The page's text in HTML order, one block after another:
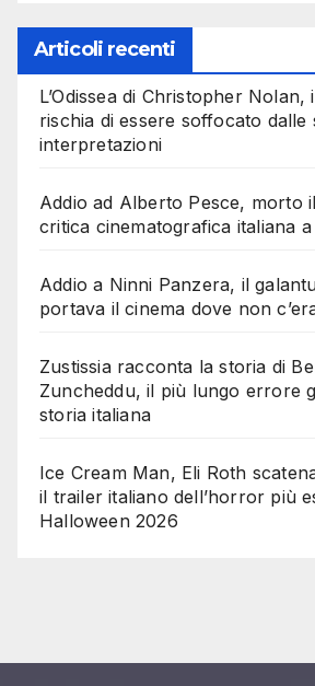
Articoli recenti
L’Odissea di Christopher Nolan,
rischia di essere soffocato dalle
interpretazioni
Addio ad Alberto Pesce, morto
critica cinematografica italiana a
Addio a Ninni Panzera, il
portava il cinema dove non
Zustissia racconta la storia di
Zuncheddu, il più lungo errore
storia italiana
Ice Cream Man, Eli Roth
il trailer italiano dell’horror più
Halloween 2026